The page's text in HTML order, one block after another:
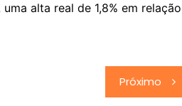
alta real de 1,8% em relação
Próximo